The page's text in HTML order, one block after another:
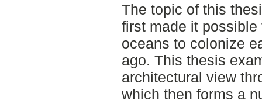
The topic of this
first made it
oceans to colonize
ago. This thesis
architectural view
which then forms a